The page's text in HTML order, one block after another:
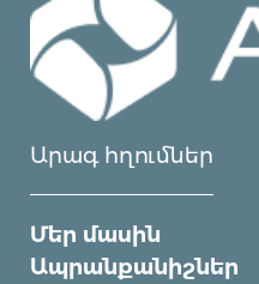
Արագ հղումներ
Մեր մասին
Ապրանքանիշներ